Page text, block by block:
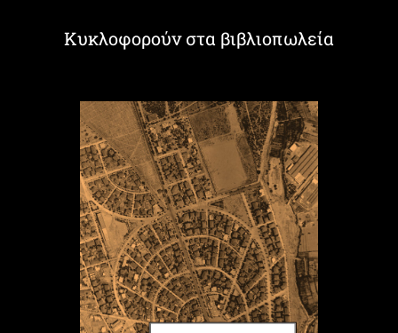
Κυκλοφορούν στα βιβλιοπωλεία